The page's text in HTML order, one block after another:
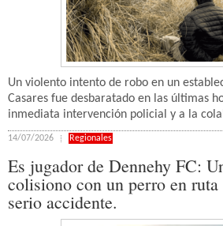
Un violento intento de robo en un
Casares fue desbaratado en las últimas
inmediata intervención policial y a la
14/07/2026 Regionales
Es jugador de Dennehy FC:
colisiono con un perro en
serio accidente.